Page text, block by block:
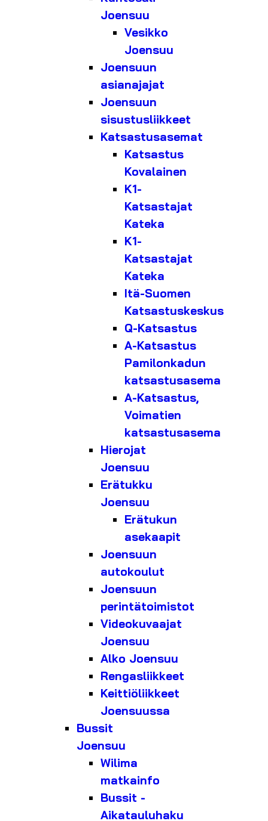
Joensuu
Vesikko
Joensuu
Joensuun
asianajajat
Joensuun
sisustusliikkeet
Katsastusasemat
Katsastus
Kovalainen
K1-
Katsastajat
Kateka
K1-
Katsastajat
Kateka
Itä-Suomen
Katsastuskeskus
Q-Katsastus
A-Katsastus
Pamilonkadun
katsastusasema
A-Katsastus,
Voimatien
katsastusasema
Hierojat
Joensuu
Erätukku
Joensuu
Erätukun
asekaapit
Joensuun
autokoulut
Joensuun
perintätoimistot
Videokuvaajat
Joensuu
Alko Joensuu
Rengasliikkeet
Keittiöliikkeet
Joensuussa
Bussit
Joensuu
Wilima
matkainfo
Bussit -
Aikatauluhaku